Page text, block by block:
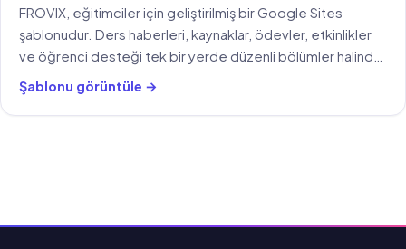
FROVIX, eğitimciler için geliştirilmiş bir Google Sites
şablonudur. Ders haberleri, kaynaklar, ödevler, etkinlikler
ve öğrenci desteği tek bir yerde düzenli bölümler halinde
sunulur.
Şablonu görüntüle →